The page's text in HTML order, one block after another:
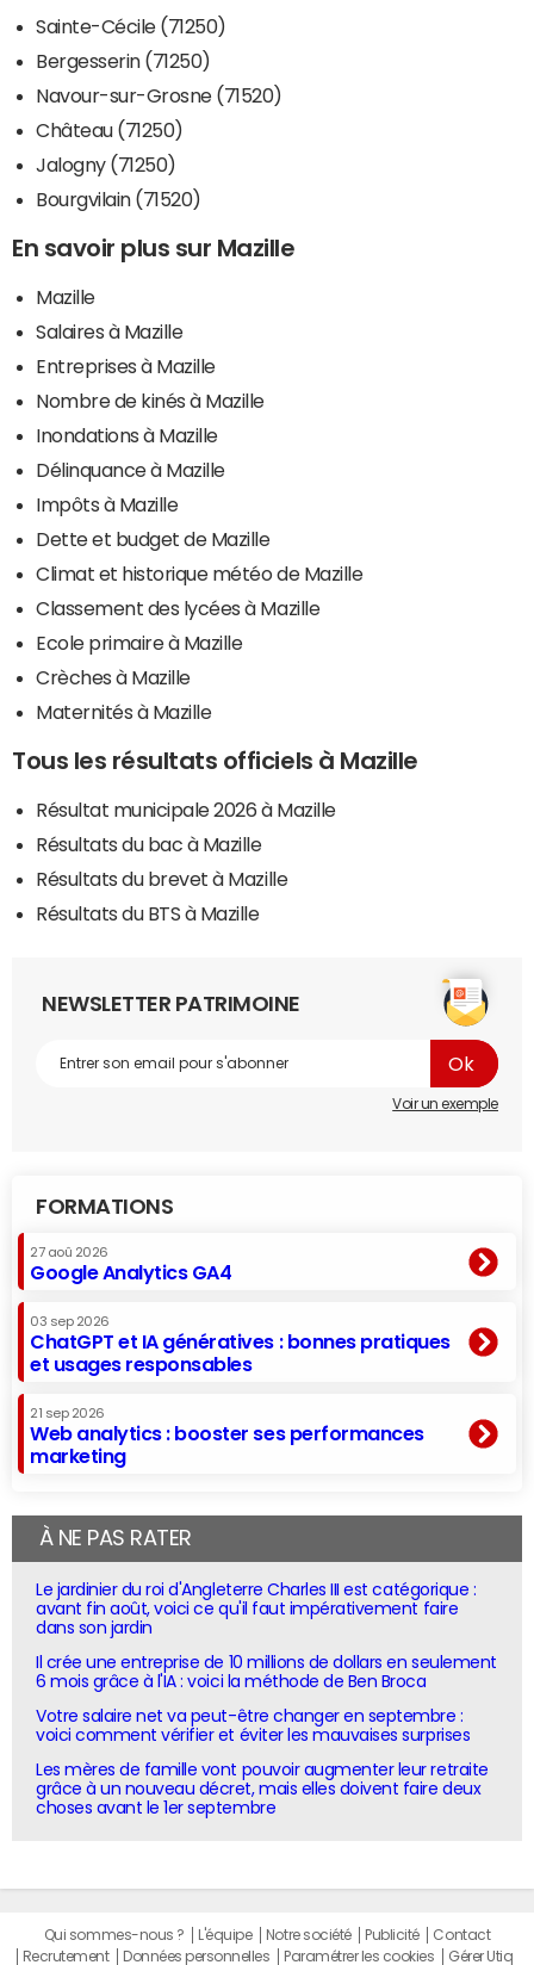
Sainte-Cécile (71250)
Bergesserin (71250)
Navour-sur-Grosne (71520)
Château (71250)
Jalogny (71250)
Bourgvilain (71520)
En savoir plus sur Mazille
Mazille
Salaires à Mazille
Entreprises à Mazille
Nombre de kinés à Mazille
Inondations à Mazille
Délinquance à Mazille
Impôts à Mazille
Dette et budget de Mazille
Climat et historique météo de Mazille
Classement des lycées à Mazille
Ecole primaire à Mazille
Crèches à Mazille
Maternités à Mazille
Tous les résultats officiels à Mazille
Résultat municipale 2026 à Mazille
Résultats du bac à Mazille
Résultats du brevet à Mazille
Résultats du BTS à Mazille
NEWSLETTER PATRIMOINE
Voir un exemple
FORMATIONS
27 aoû 2026
Google Analytics GA4
03 sep 2026
ChatGPT et IA génératives : bonnes pratiques
et usages responsables
21 sep 2026
Web analytics : booster ses performances
marketing
À NE PAS RATER
Le jardinier du roi d'Angleterre Charles III est catégorique :
avant fin août, voici ce qu'il faut impérativement faire
dans son jardin
Il crée une entreprise de 10 millions de dollars en seulement
6 mois grâce à l'IA : voici la méthode de Ben Broca
Votre salaire net va peut-être changer en septembre :
voici comment vérifier et éviter les mauvaises surprises
Les mères de famille vont pouvoir augmenter leur retraite
grâce à un nouveau décret, mais elles doivent faire deux
choses avant le 1er septembre
Qui sommes-nous ? L'équipe Notre société Publicité
Contact
Recrutement
Données personnelles Paramétrer les cookies Gérer Utiq